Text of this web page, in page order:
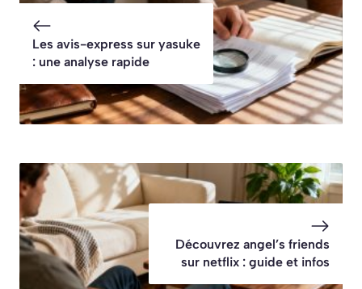
Les avis-express sur yasuke
: une analyse rapide
Découvrez angel’s friends
sur netflix : guide et infos